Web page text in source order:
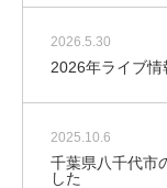
2026.5.30
2026年ライブ情
2025.10.6
千葉県八千代市
した